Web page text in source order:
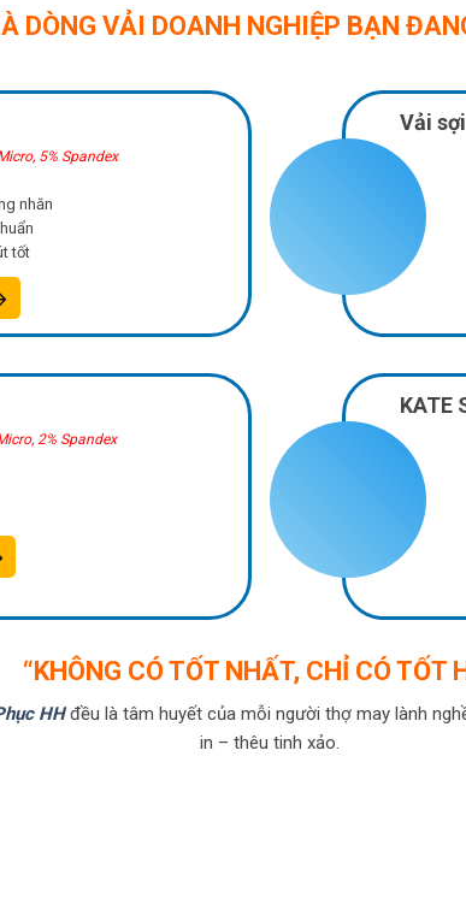
DÒNG VẢI DOANH NGHIỆP BẠN
5% Spandex
nhăn
tốt
Vải
2% Spandex
KATE
“KHÔNG CÓ TỐT NHẤT, CHỈ CÓ TỐT
HHđều là tâm huyết của mỗi người thợ may lành
in – thêu tinh xảo.